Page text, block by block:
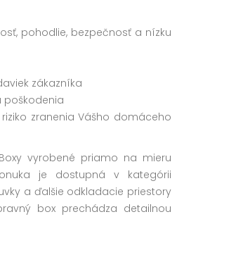
pohodlie, bezpečnosť a nízku
zákazníka
poškodenia
zranenia Vášho domáceho
vyrobené priamo na mieru
je dostupná v kategórii
a ďalšie odkladacie priestory
box prechádza detailnou